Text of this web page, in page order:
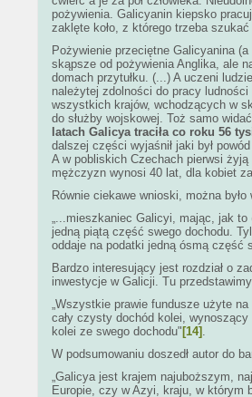
pożywienia. Galicyanin kiepsko
zaklęte koło, z którego trzeba
Pożywienie przeciętne Galicyanina
skąpsze od pożywienia Anglika, ale
domach przytułku. (...) A uczeni
należytej zdolności do pracy
wszystkich krajów, wchodzących w
do służby wojskowej. Toż samo
latach Galicya traciła co roku 56
dalszej części wyjaśnił jaki był
A w pobliskich Czechach pierwsi
mężczyzn wynosi 40 lat, dla kobiet
Równie ciekawe wnioski, można
„...mieszkaniec Galicyi, mając, jak to
jedną piątą część swego dochodu.
oddaje na podatki jedną ósmą część
Bardzo interesujący jest rozdział o
inwestycje w Galicji. Tu
„Wszystkie prawie fundusze użyte
cały czysty dochód kolei,
kolei ze swego dochodu" [14] .
W podsumowaniu doszedł autor do
„Galicya jest krajem najuboższym,
Europie, czy w Azyi, kraju, w którym